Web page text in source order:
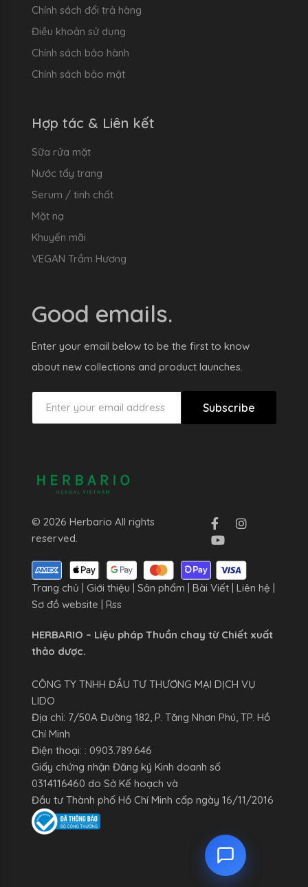
Chính sách đổi trả hàng
Điều khoản sử dụng
Chính sách bảo hành
Chính sách bảo mật
Hợp tác & Liên kết
Sữa rửa mặt
Nước tẩy trang
Serum / tinh chất
Mặt nạ
Khuyến mãi
VEGAN Trầm Hương
Good emails.
Enter your email below to be the first to know
about new collections and product launches.
Subscribe
© 2026 Herbario All rights
reserved.
Trang chủ Giới thiệu Sản phẩm Bài Viết Liên hệ
Sơ đồ website
Rss
HERBARIO – Liệu pháp Thuần chay từ Chiết xuất
thảo dược.
CÔNG TY TNHH ĐẦU TƯ THƯƠNG MẠI DỊCH VỤ
LIDO
Địa chỉ: 7/50A Đường 182, P. Tăng Nhơn Phú, TP. Hồ
Chí Minh
Điện thoại: : 0903.789.646
Giấy chứng nhận Đăng ký Kinh doanh số
0314116460 do Sở Kế hoạch và
Đầu tư Thành phố Hồ Chí Minh cấp ngày 16/11/2016